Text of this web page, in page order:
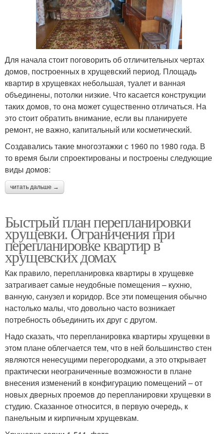
Для начала стоит поговорить об отличительных чертах
домов, построенных в хрущевский период. Площадь
квартир в хрущевках небольшая, туалет и ванная
объединены, потолки низкие. Что касается конструкции
таких домов, то она может существенно отличаться. На
это стоит обратить внимание, если вы планируете
ремонт, не важно, капитальный или косметический.
Создавались такие многоэтажки с 1960 по 1980 года. В
то время были спроектированы и построены следующие
виды домов:
читать дальше →
Быстрый план перепланировки
хрущевки. Ограничения при
перепланировке квартир в
хрущевских домах
Как правило, перепланировка квартиры в хрущевке
затрагивает самые неудобные помещения – кухню,
ванную, санузел и коридор. Все эти помещения обычно
настолько малы, что довольно часто возникает
потребность объединить их друг с другом.
Надо сказать, что перепланировка квартиры хрущевки в
этом плане облегчается тем, что в ней большинство стен
являются ненесущими перегородками, а это открывает
практически неограниченные возможности в плане
внесения изменений в конфигурацию помещений – от
новых дверных проемов до перепланировки хрущевки в
студию. Сказанное относится, в первую очередь, к
панельным и кирпичным хрущевкам.